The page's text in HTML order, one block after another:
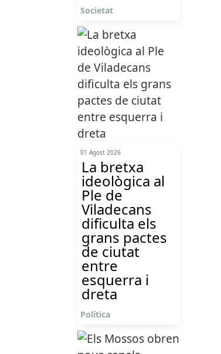
Societat
01 Agost 2026
La bretxa
ideològica al
Ple de
Viladecans
dificulta els
grans pactes
de ciutat
entre
esquerra i
dreta
Política